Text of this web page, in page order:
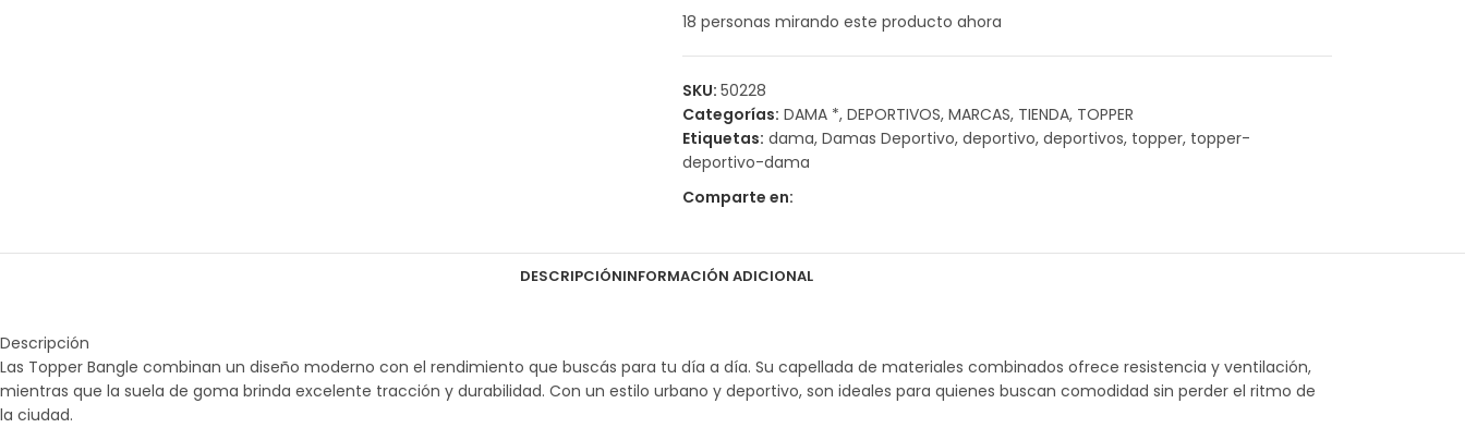
18 personas mirando este producto ahora
SKU: 50228
Categorías: DAMA *, DEPORTIVOS, MARCAS, TIENDA, TOPPER
Etiquetas: dama, Damas Deportivo, deportivo, deportivos, topper, topper-
deportivo-dama
Comparte en:
DESCRIPCIÓNINFORMACIÓN ADICIONAL
Descripción
Las Topper Bangle combinan un diseño moderno con el rendimiento que buscás para tu día a día. Su capellada de materiales combinados ofrece resistencia y ventilación,
mientras que la suela de goma brinda excelente tracción y durabilidad. Con un estilo urbano y deportivo, son ideales para quienes buscan comodidad sin perder el ritmo de
la ciudad.